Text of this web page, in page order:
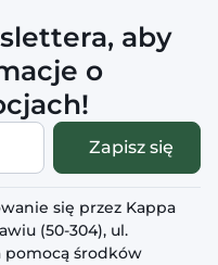
aby
o
Zapisz się
się przez Kappa
(50-304), ul.
pomocą środków